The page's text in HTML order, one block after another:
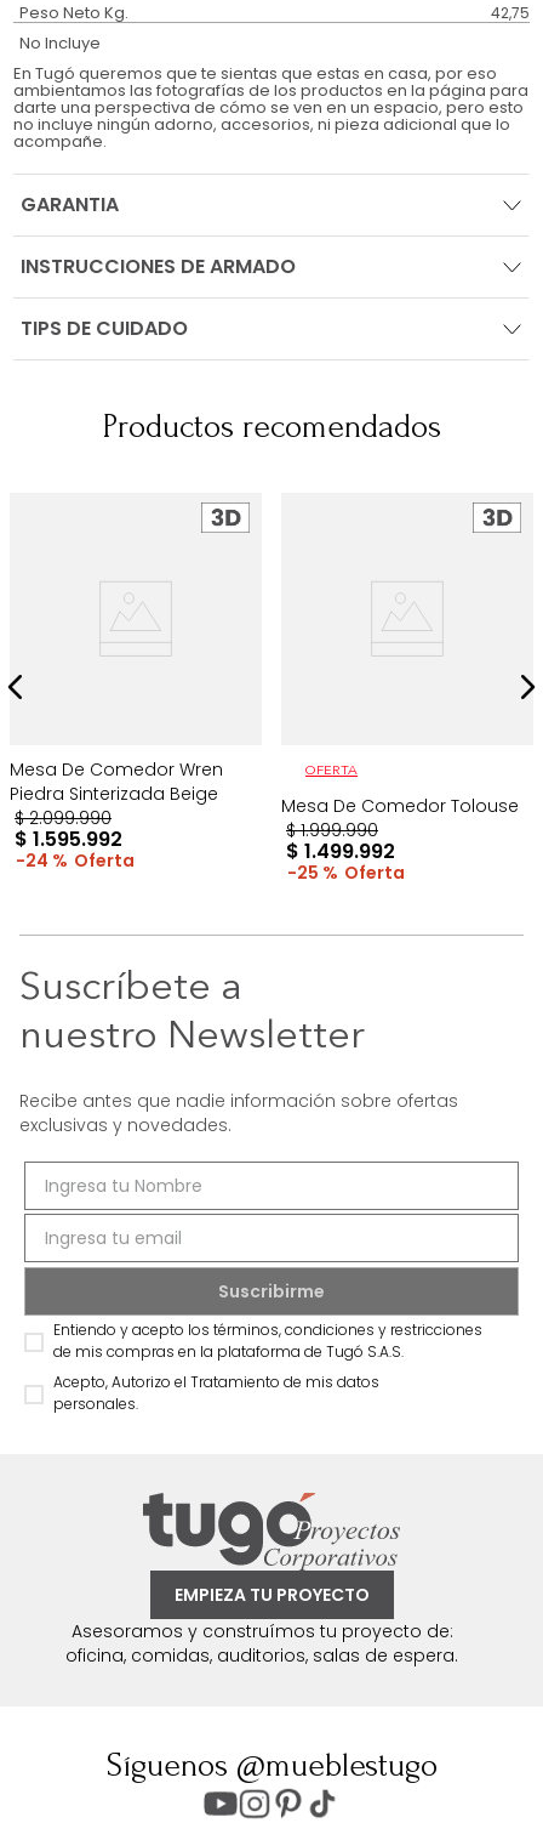
Peso Neto Kg. 42,75
No Incluye
En Tugó queremos que te sientas que estas en casa, por eso
ambientamos las fotografías de los productos en la página para
darte una perspectiva de cómo se ven en un espacio, pero esto
no incluye ningún adorno, accesorios, ni pieza adicional que lo
acompañe.
GARANTIA
INSTRUCCIONES DE ARMADO
TIPS DE CUIDADO
Productos recomendados
Mesa De Comedor Wren
Piedra Sinterizada Beige
$ 2.099.990
$ 1.595.992
24 %
OFERTA
Mesa De Comedor Tolouse
$ 1.999.990
$ 1.499.992
25 %
Suscríbete a
nuestro Newsletter
Recibe antes que nadie información sobre ofertas
exclusivas y novedades.
Entiendo y acepto los términos, condiciones y restricciones
de mis compras en la plataforma de Tugó S.A.S.
Acepto, Autorizo el Tratamiento de mis datos
personales.
EMPIEZA TU PROYECTO
Asesoramos y construímos tu proyecto de:
oficina, comidas, auditorios, salas de espera.
Síguenos @mueblestugo